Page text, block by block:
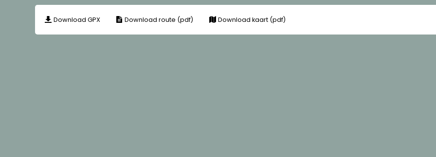
Download GPX Download route (pdf) Download kaart (pdf)